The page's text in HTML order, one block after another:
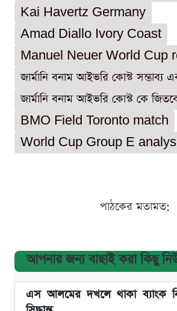
Kai Havertz Germany
Amad Diallo Ivory Coast
Manuel Neuer World Cup
জার্মানি বনাম আইভরি কোস্ট সম্ভাব্য
জার্মানি বনাম আইভরি কোস্ট কে
BMO Field Toronto match
World Cup Group E
পাঠকের মতামত:
আপনার জন্য বাছাই করা কিছু
এস আলমের দখলে থাকা ব্যাংক